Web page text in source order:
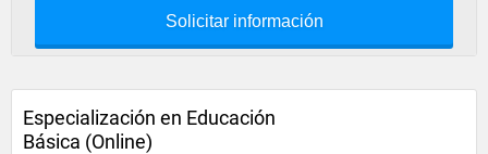
Solicitar información
Especialización en Educación
Básica (Online)